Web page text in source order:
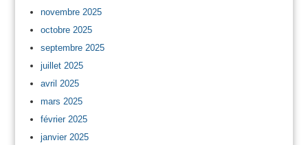
novembre 2025
octobre 2025
septembre 2025
juillet 2025
avril 2025
mars 2025
février 2025
janvier 2025